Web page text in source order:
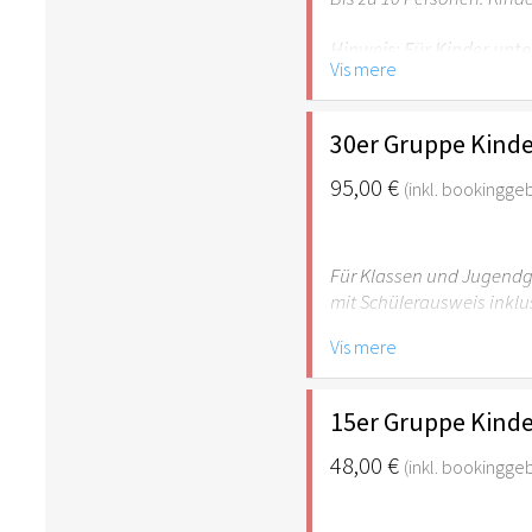
Hinweis: Für Kinder
empfehlenswert.
Vis mere
30er Gruppe
95,00 € (inkl.
Für Klassen und
mit Schülerausweis
Hinweis: Für Kinder
empfehlenswert.
Vis mere
15er Gruppe
48,00 € (inkl.